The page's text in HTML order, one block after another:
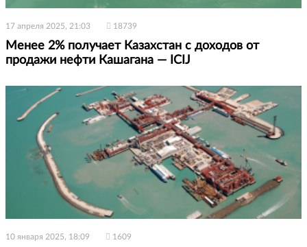
17 апреля 2025, 21:03 18739
Менее 2% получает Казахстан с доходов от
продажи нефти Кашагана — ICIJ
10 января 2025, 18:09 1609